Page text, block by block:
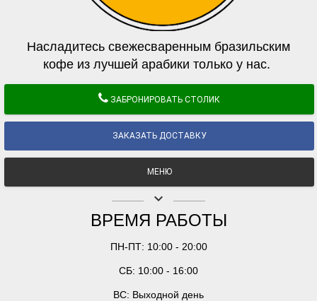
Насладитесь свежесваренным бразильским
кофе из лучшей арабики только у нас.
ЗАБРОНИРОВАТЬ СТОЛИК
ЗАКАЗАТЬ ДОСТАВКУ
МЕНЮ
keyboard_arrow_down
ВРЕМЯ РАБОТЫ
ПН-ПТ: 10:00 - 20:00
СБ: 10:00 - 16:00
ВС: Выходной день